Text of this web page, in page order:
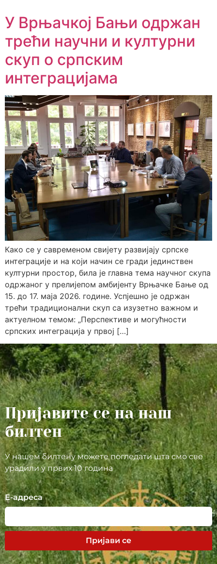
У Врњачкој Бањи одржан
трећи научни и културни
скуп о српским
интеграцијама
Како се у савременом свијету развијају српске
интеграције и на који начин се гради јединствен
културни простор, била је главна тема научног скупа
одржаног у прелијепом амбијенту Врњачке Бање од
15. до 17. маја 2026. године. Успјешно је одржан
трећи традиционални скуп са изузетно важном и
актуелном темом: „Перспективе и могућности
српских интеграција у првој […]
Пријавите се на наш
билтен
У нашем билтену можете погледати шта смо све
урадили у првих 10 година
Е-адреса
Пријави се